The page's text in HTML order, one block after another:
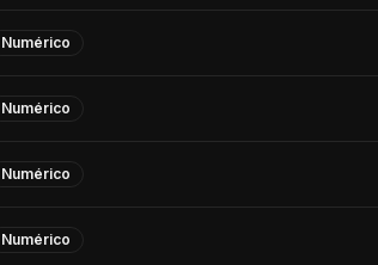
Numérico
Numérico
Numérico
Numérico